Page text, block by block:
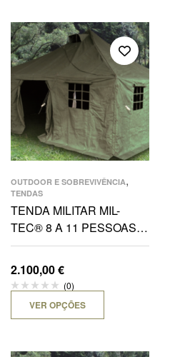
OUTDOOR E SOBREVIVÊNCIA,
TENDAS
TENDA MILITAR MIL-
TEC® 8 A 11 PESSOAS
4,8 X 4,8m/ 3,2m MAX ALT.
1,6m MIN ALT.
2.100,00€
(0)
VER OPÇÕES